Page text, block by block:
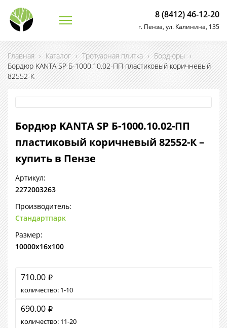
8 (8412) 46-12-20
г. Пенза, ул. Калинина, 135
Главная › Каталог › Тротуарная плитка › Бордюры ›
Бордюр KANTA SP Б-1000.10.02-ПП пластиковый коричневый
82552-К
Бордюр KANTA SP Б-1000.10.02-ПП
пластиковый коричневый 82552-К –
купить в Пензе
Артикул:
2272003263
Производитель:
Стандартпарк
Размер:
10000х16х100
710.00 i
количество: 1 10
690.00 i
количество: 11 20